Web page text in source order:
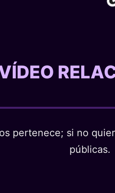
pertenece; si no
públicas.